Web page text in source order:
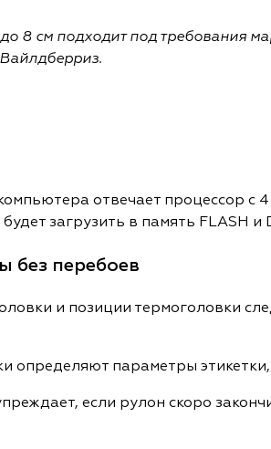
8 см подходит под требования
отвечает процессор
загрузить в память FLASH и
без перебоев
и позиции термоголовки
определяют параметры
если рулон скоро